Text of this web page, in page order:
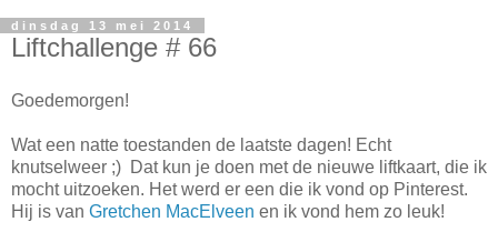
dinsdag 13 mei 2014
Liftchallenge # 66
Goedemorgen!
Wat een natte toestanden de laatste dagen! Echt
knutselweer ;) Dat kun je doen met de nieuwe liftkaart, die ik
mocht uitzoeken. Het werd er een die ik vond op Pinterest.
Hij is van Gretchen MacElveen en ik vond hem zo leuk!